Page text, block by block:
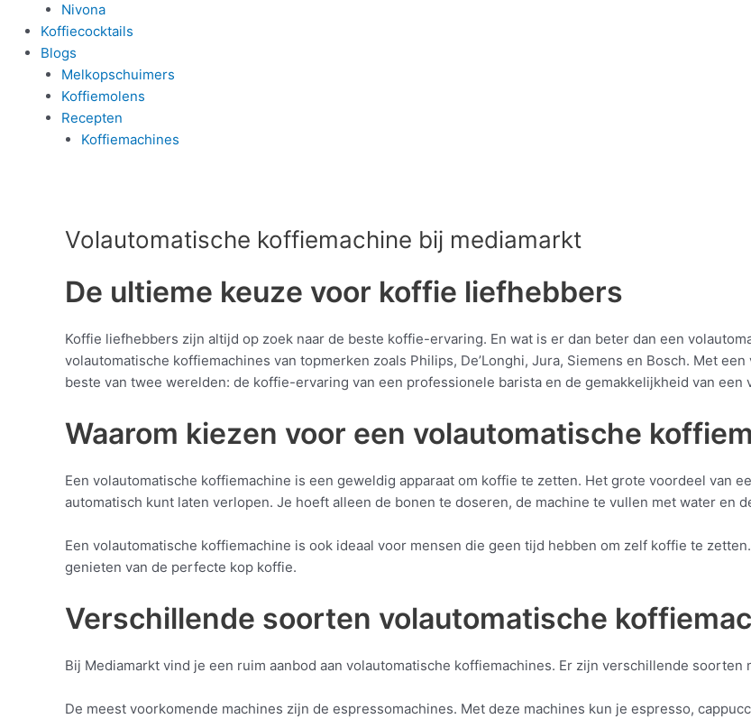
Nivona
Koffiecocktails
Blogs
Melkopschuimers
Koffiemolens
Recepten
Koffiemachines
Volautomatische koffiemachine bij mediamarkt
De ultieme keuze voor koffie liefhebbers
Koffie liefhebbers zijn altijd op zoek naar de beste koffie-ervaring. En wat is er dan beter dan een
volautomatische koffiemachines van topmerken zoals Philips, De’Longhi, Jura, Siemens en Bosch. Met
beste van twee werelden: de koffie-ervaring van een professionele barista en de gemakkelijkheid van een
Waarom kiezen voor een volautomatische
Een volautomatische koffiemachine is een geweldig apparaat om koffie te zetten. Het grote voordeel van
automatisch kunt laten verlopen. Je hoeft alleen de bonen te doseren, de machine te vullen met water en
Een volautomatische koffiemachine is ook ideaal voor mensen die geen tijd hebben om zelf koffie te
genieten van de perfecte kop koffie.
Verschillende soorten volautomatische
Bij Mediamarkt vind je een ruim aanbod aan volautomatische koffiemachines. Er zijn verschillende
De meest voorkomende machines zijn de espressomachines. Met deze machines kun je espresso,